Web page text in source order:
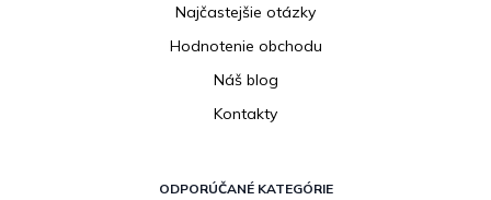
Najčastejšie otázky
Hodnotenie obchodu
Náš blog
Kontakty
ODPORÚČANÉ KATEGÓRIE